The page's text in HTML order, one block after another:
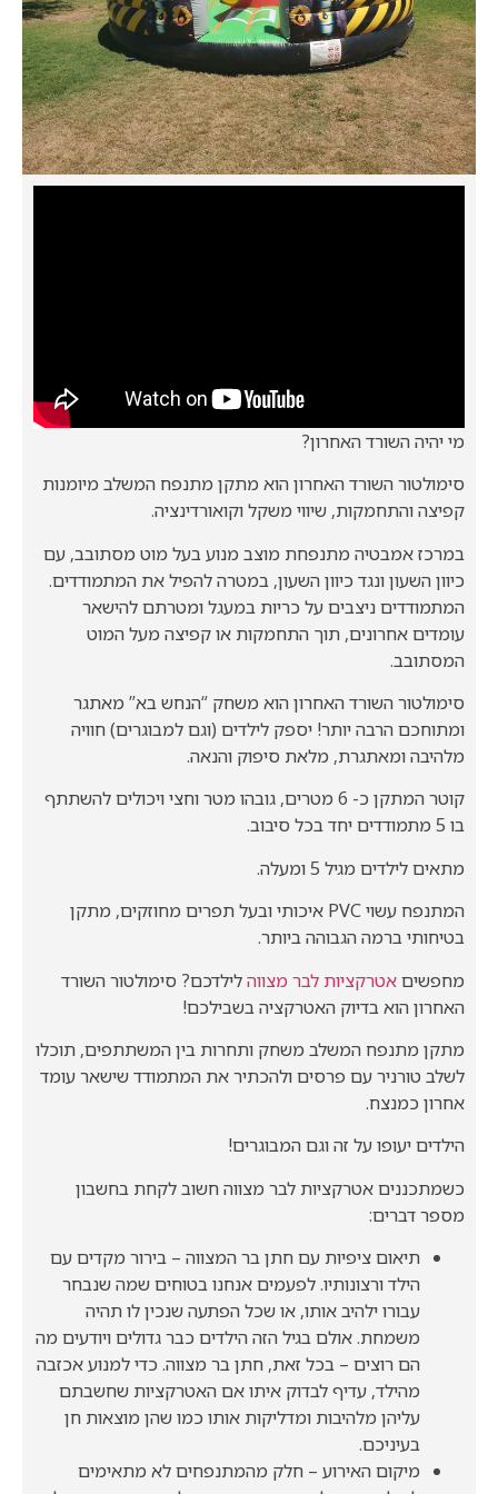
מי יהיה השורד האחרון?
סימולטור השורד האחרון הוא מתקן מתנפח המשלב מיומנות
קפיצה והתחמקות, שיווי משקל וקואורדינציה.
במרכז אמבטיה מתנפחת מוצב מנוע בעל מוט מסתובב, עם
כיוון השעון ונגד כיוון השעון, במטרה להפיל את המתמודדים.
המתמודדים ניצבים על כריות במעגל ומטרתם להישאר
עומדים אחרונים, תוך התחמקות או קפיצה מעל המוט
המסתובב.
סימולטור השורד האחרון הוא משחק “הנחש בא” מאתגר
ומתוחכם הרבה יותר! יספק לילדים (וגם למבוגרים) חוויה
מלהיבה ומאתגרת, מלאת סיפוק והנאה.
קוטר המתקן כ- 6 מטרים, גובהו מטר וחצי ויכולים להשתתף
בו 5 מתמודדים יחד בכל סיבוב.
מתאים לילדים מגיל 5 ומעלה.
המתנפח עשוי PVC איכותי ובעל תפרים מחוזקים, מתקן
בטיחותי ברמה הגבוהה ביותר.
מחפשיםאטרקציות לבר מצווהלילדכם? סימולטור השורד
האחרון הוא בדיוק האטרקציה בשבילכם!
מתקן מתנפח המשלב משחק ותחרות בין המשתתפים, תוכלו
לשלב טורניר עם פרסים ולהכתיר את המתמודד שישאר עומד
אחרון כמנצח.
הילדים יעופו על זה וגם המבוגרים!
כשמתכננים אטרקציות לבר מצווה חשוב לקחת בחשבון
מספר דברים:
תיאום ציפיות עם חתן בר המצווה – בירור מקדים עם
הילד ורצונותיו. לפעמים אנחנו בטוחים שמה שנבחר
עבורו ילהיב אותו, או שכל הפתעה שנכין לו תהיה
משמחת. אולם בגיל הזה הילדים כבר גדולים ויודעים מה
הם רוצים – בכל זאת, חתן בר מצווה. כדי למנוע אכזבה
מהילד, עדיף לבדוק איתו אם האטרקציות שחשבתם
עליהן מלהיבות ומדליקות אותו כמו שהן מוצאות חן
בעיניכם.
מיקום האירוע – חלק מהמתנפחים לא מתאימים